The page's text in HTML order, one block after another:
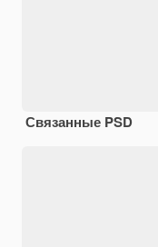
Связанные PSD